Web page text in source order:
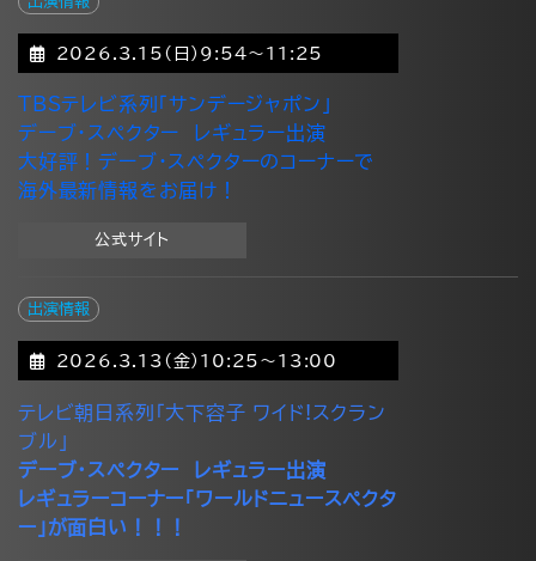
2026.3.15(日)9:54～11:25
TBSテレビ系列「サンデージャポン」
デーブ・スペクター レギュラー出演
大好評！デーブ・スペクターのコーナーで
海外最新情報をお届け！
公式サイト
出演情報
2026.3.13(金)10:25～13:00
テレビ朝日系列「大下容子 ワイド!スクラン
ブル」
デーブ・スペクター レギュラー出演
レギュラーコーナー「ワールドニュースペクタ
ー」が面白い！！！